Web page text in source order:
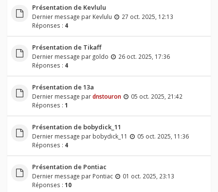
Présentation de Kevlulu
Dernier message par Kevlulu
27 oct. 2025, 12:13
Réponses : 4
Présentation de Tikaff
Dernier message par goldo
26 oct. 2025, 17:36
Réponses : 4
Présentation de 13a
Dernier message pardnstouron
05 oct. 2025, 21:42
Réponses : 1
Présentation de bobydick_11
Dernier message par bobydick_11
05 oct. 2025, 11:36
Réponses : 4
Présentation de Pontiac
Dernier message par Pontiac
01 oct. 2025, 23:13
Réponses : 10